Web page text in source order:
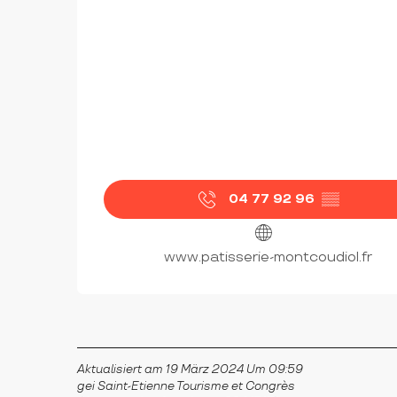
04 77 92 96 ▒▒
www.patisserie-montcoudiol.fr
Aktualisiert am 19 März 2024 Um 09:59
gei Saint-Etienne Tourisme et Congrès